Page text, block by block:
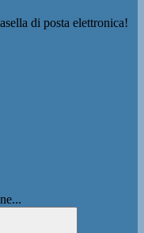
di posta elettronica!